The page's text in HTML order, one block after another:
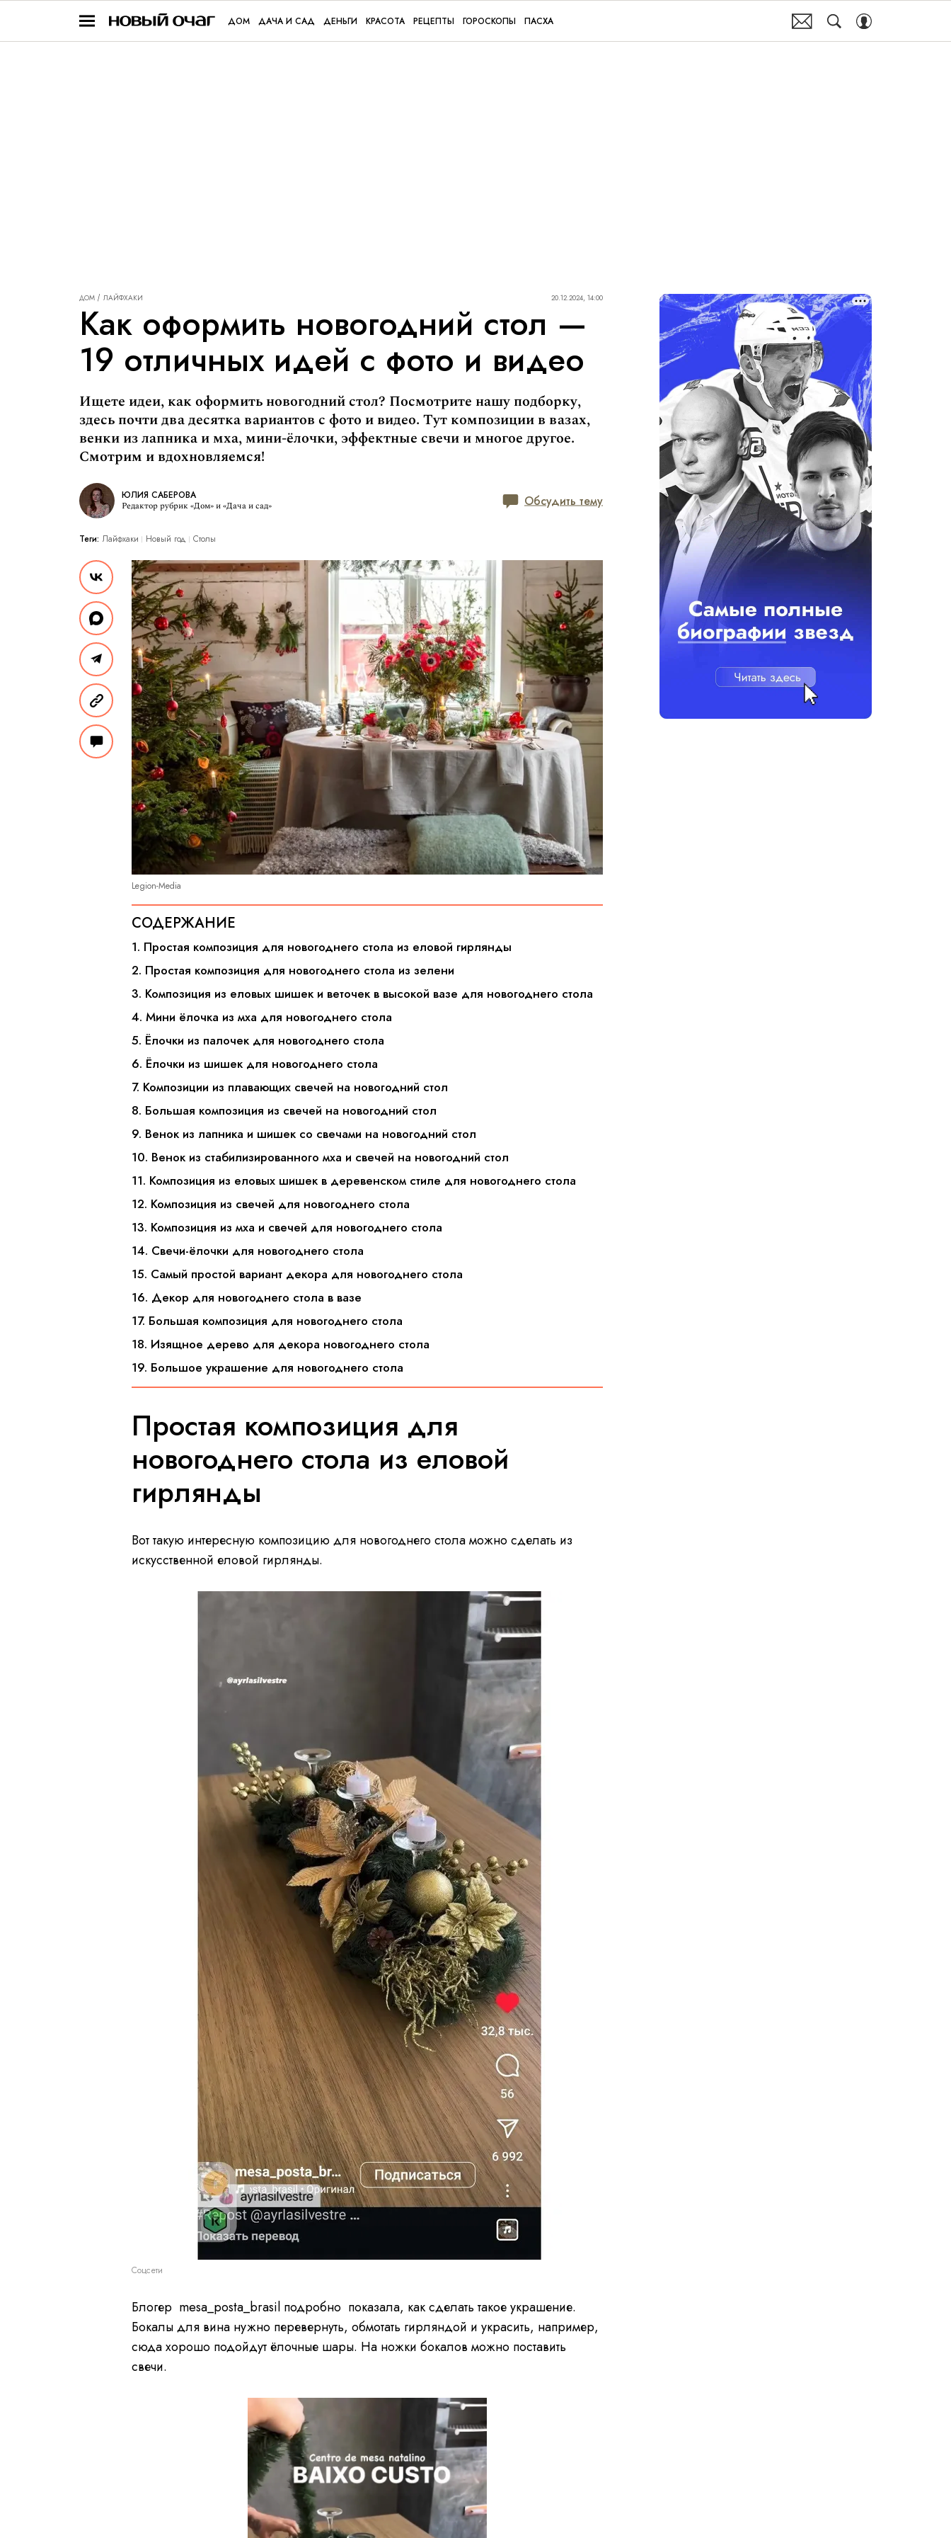
ДОМ ДАЧА И САД ДЕНЬГИ КРАСОТА РЕЦЕПТЫ ГОРОСКОПЫ ПАСХА
ДОМ ЛАЙФХАКИ 20.12.2024, 14:00
Как оформить новогодний стол —
19 отличных идей с фото и видео
Ищете идеи, как оформить новогодний стол? Посмотрите нашу подборку,
здесь почти два десятка вариантов с фото и видео. Тут композиции в вазах,
венки из лапника и мха, мини-ёлочки, эффектные свечи и многое другое.
Смотрим и вдохновляемся!
ЮЛИЯ САБЕРОВА
Редактор рубрик «Дом» и «Дача и сад» Обсудить тему
Теги: Лайфхаки Новый год Столы
Legion-Media
СОДЕРЖАНИЕ
1. Простая композиция для новогоднего стола из еловой гирлянды
2. Простая композиция для новогоднего стола из зелени
3. Композиция из еловых шишек и веточек в высокой вазе для новогоднего стола
4. Мини ёлочка из мха для новогоднего стола
5. Ёлочки из палочек для новогоднего стола
6. Ёлочки из шишек для новогоднего стола
7. Композиции из плавающих свечей на новогодний стол
8. Большая композиция из свечей на новогодний стол
9. Венок из лапника и шишек со свечами на новогодний стол
10. Венок из стабилизированного мха и свечей на новогодний стол
11. Композиция из еловых шишек в деревенском стиле для новогоднего стола
12. Композиция из свечей для новогоднего стола
13. Композиция из мха и свечей для новогоднего стола
14. Свечи-ёлочки для новогоднего стола
15. Самый простой вариант декора для новогоднего стола
16. Декор для новогоднего стола в вазе
17. Большая композиция для новогоднего стола
18. Изящное дерево для декора новогоднего стола
19. Большое украшение для новогоднего стола
Простая композиция для
новогоднего стола из еловой
гирлянды
Вот такую интересную композицию для новогоднего стола можно сделать из
искусственной еловой гирлянды.
Соцсети
Блогер mesa_posta_brasil подробно показала, как сделать такое украшение.
Бокалы для вина нужно перевернуть, обмотать гирляндой и украсить, например,
сюда хорошо подойдут ёлочные шары. На ножки бокалов можно поставить
свечи.